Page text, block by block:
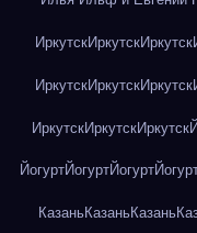
ИркутскИркутскИркутск
ИркутскИркутскИркутск
ИркутскИркутскИркутск
ЙогуртЙогуртЙогурт
КазаньКазаньКазань